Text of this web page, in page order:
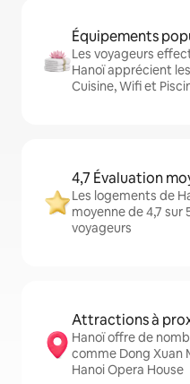
Équipements
Les voyageurs
Hanoï apprécient
Cuisine, Wifi et
4,7 Évaluation
Les logements de
moyenne de 4,7 sur
voyageurs
Attractions à
Hanoï offre de
comme Dong Xuan
Hanoi Opera House